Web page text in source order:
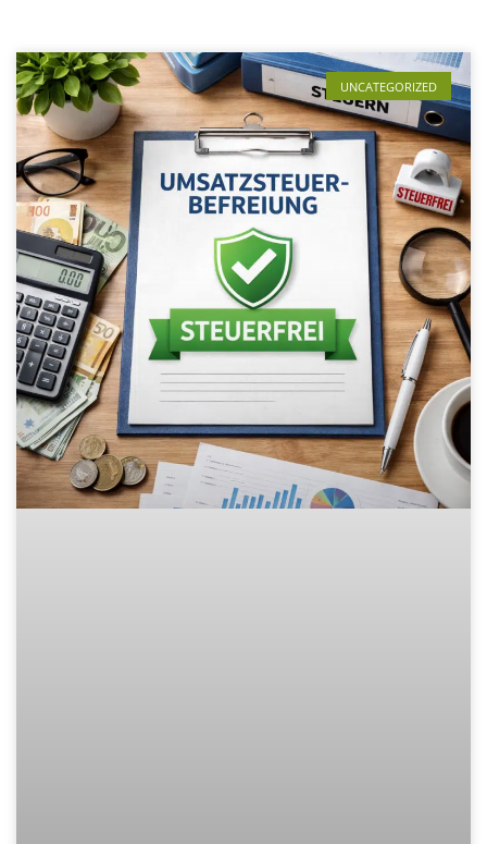
UNCATEGORIZED